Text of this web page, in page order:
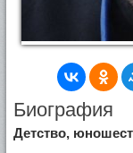
Биография
Детство,